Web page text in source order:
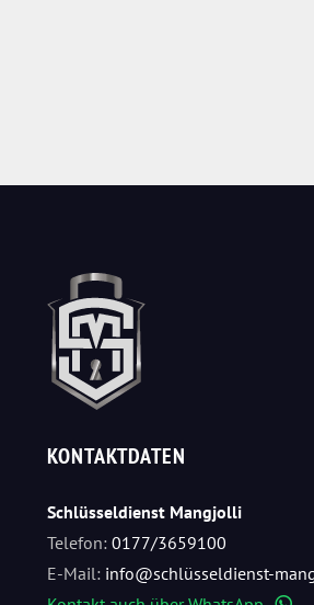
KONTAKTDATEN
Schlüsseldienst Mangjolli
Telefon: 0177/3659100
E-Mail: info@schlüsseldienst-